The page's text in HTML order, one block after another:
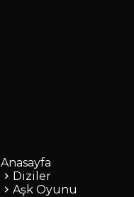
Anasayfa
Diziler
Aşk Oyunu